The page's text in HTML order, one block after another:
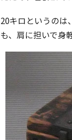
20キロというのは
も、肩に担いで身